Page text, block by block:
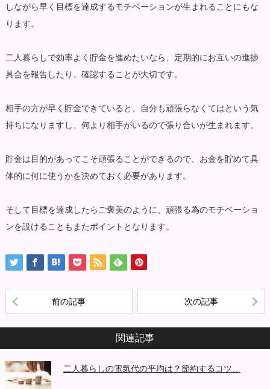
しながら早く目標を達成するモチベーションが生まれることにもな
ります。
二人暮らしで効率よく貯金を進めたいなら、定期的にお互いの進捗
具合を報告したり、確認することが大切です。
相手の方が早く貯金できていると、自分も頑張らなくてはという気
持ちになりますし、何より相手がいるので張り合いが生まれます。
貯金は目的があってこそ頑張ることができるので、お金を貯めて具
体的に何に使うかを決めておく必要があります。
そして目標を達成したらご褒美のように、頑張る為のモチベーショ
ンを設けることもまたポイントとなります。
前の記事 次の記事
関連記事
二人暮らしの電気代の平均は？節約するコツ…